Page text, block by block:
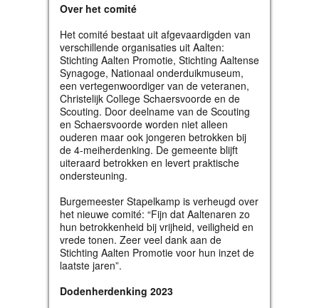
Over het comité
Het comité bestaat uit afgevaardigden van
verschillende organisaties uit Aalten:
Stichting Aalten Promotie, Stichting Aaltense
Synagoge, Nationaal onderduikmuseum,
een vertegenwoordiger van de veteranen,
Christelijk College Schaersvoorde en de
Scouting. Door deelname van de Scouting
en Schaersvoorde worden niet alleen
ouderen maar ook jongeren betrokken bij
de 4-meiherdenking. De gemeente blijft
uiteraard betrokken en levert praktische
ondersteuning.
Burgemeester Stapelkamp is verheugd over
het nieuwe comité: “Fijn dat Aaltenaren zo
hun betrokkenheid bij vrijheid, veiligheid en
vrede tonen. Zeer veel dank aan de
Stichting Aalten Promotie voor hun inzet de
laatste jaren”.
Dodenherdenking 2023